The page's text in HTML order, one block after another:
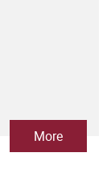
More